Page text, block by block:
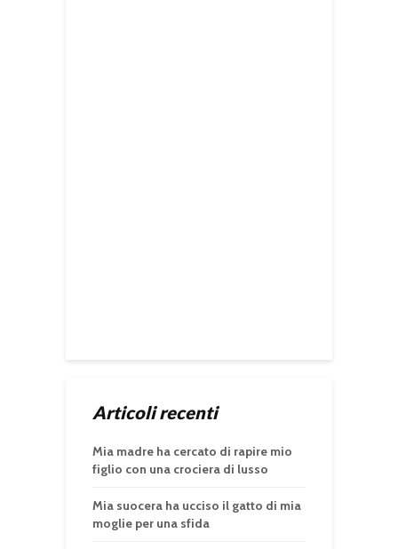
Articoli recenti
Mia madre ha cercato di rapire mio
figlio con una crociera di lusso
Mia suocera ha ucciso il gatto di mia
moglie per una sfida